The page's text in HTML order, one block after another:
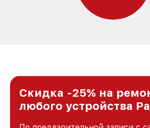
Скидка -25% на
любого устройства